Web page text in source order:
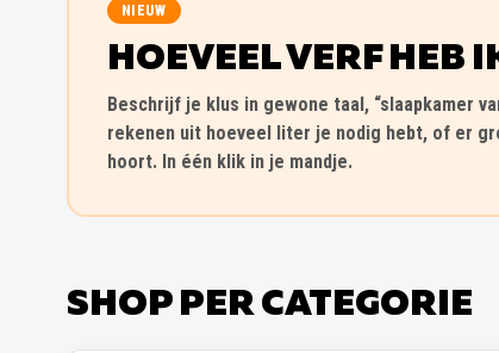
NIEUW
HOEVEEL VERF HEB
Beschrijf je klus in gewone taal, “slaapkamer
rekenen uit hoeveel liter je nodig hebt, of er
hoort. In één klik in je mandje.
SHOP PER CATEGORIE